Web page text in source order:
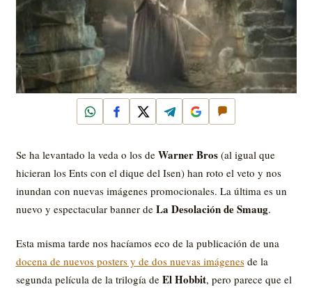
WhatsAppFacebook
X TelegramGoogleComentar
Se ha levantado la veda o los de Warner Bros(al igual que
hicieran los Ents con el dique del Isen) han roto el veto y nos
inundan con nuevas imágenes promocionales. La última es un
nuevo y espectacular banner de La Desolación de Smaug.
Esta misma tarde nos hacíamos eco de la publicación de una
docena de nuevos posters y de dos nuevas imágenesde la
segunda película de la trilogía de El Hobbit, pero parece que el